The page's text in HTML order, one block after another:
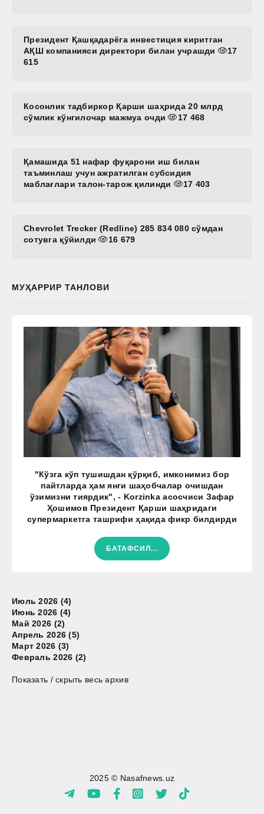
Президент Қашқадарёга инвестиция киритган
АҚШ компанияси директори билан учрашди
17
615
Косонлик тадбиркор Қарши шаҳрида 20 млрд
сўмлик кўнгилочар мажмуа очди
17 468
Қамашида 51 нафар фуқарони иш билан
таъминлаш учун ажратилган субсидия
маблағлари талон-тарож қилинди
17 403
Chevrolet Trecker (Redline) 285 834 080 сўмдан
сотувга қўйилди
16 679
МУҲАРРИР ТАНЛОВИ
"Кўзга кўп тушишдан қўрқиб, имконимиз бор
пайтларда ҳам янги шаҳобчалар очишдан
ўзимизни тиярдик", - Korzinka асосчиси Зафар
Ҳошимов Президент Қарши шаҳридаги
супермаркетга ташрифи ҳақида фикр билдирди
БАТАФСИЛ...
Июль 2026 (4)
Июнь 2026 (4)
Май 2026 (2)
Апрель 2026 (5)
Март 2026 (3)
Февраль 2026 (2)
Показать / скрыть весь архив
2025 © Nasafnews.uz